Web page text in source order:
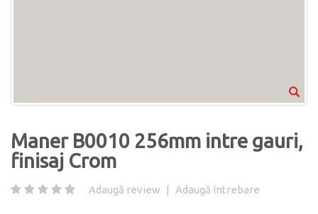
Maner B0010 256mm intre gauri,
finisaj Crom
Adaugă review | Adaugă întrebare